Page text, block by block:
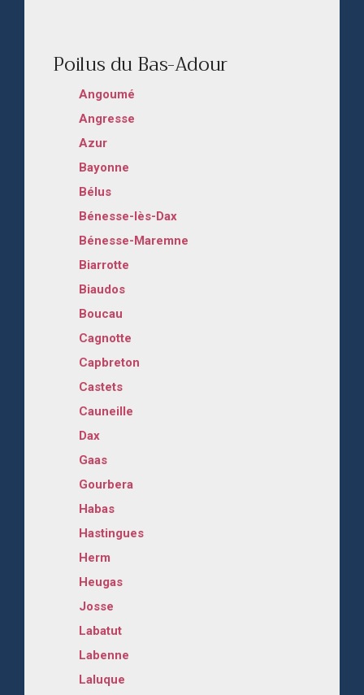
Poilus du Bas-Adour
Angoumé
Angresse
Azur
Bayonne
Bélus
Bénesse-lès-Dax
Bénesse-Maremne
Biarrotte
Biaudos
Boucau
Cagnotte
Capbreton
Castets
Cauneille
Dax
Gaas
Gourbera
Habas
Hastingues
Herm
Heugas
Josse
Labatut
Labenne
Laluque